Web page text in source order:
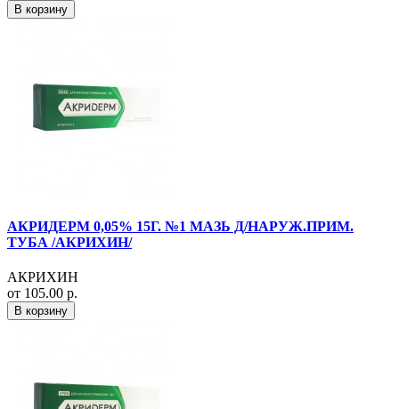
В корзину
АКРИДЕРМ 0,05% 15Г. №1 МАЗЬ Д/НАРУЖ.ПРИМ.
ТУБА /АКРИХИН/
АКРИХИН
от 105.00 р.
В корзину